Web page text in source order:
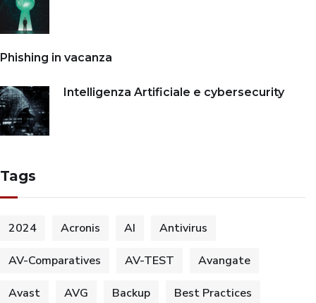
Phishing in vacanza
Intelligenza Artificiale e cybersecurity
Tags
2024 Acronis AI Antivirus
AV-Comparatives AV-TEST Avangate
Avast AVG Backup Best Practices